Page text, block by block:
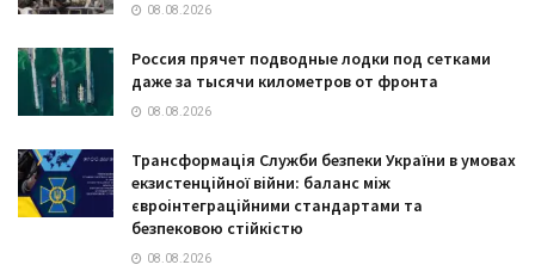
08.08.2026
Россия прячет подводные лодки под сетками
даже за тысячи километров от фронта
08.08.2026
Трансформація Служби безпеки України в умовах
екзистенційної війни: баланс між
євроінтеграційними стандартами та
безпековою стійкістю
08.08.2026